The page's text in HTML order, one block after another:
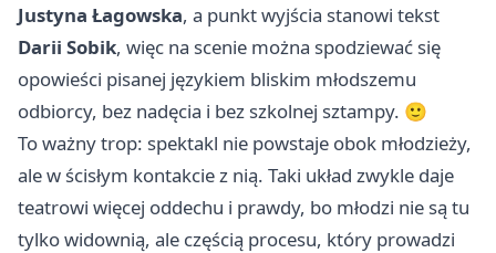
Justyna Łagowska, a punkt wyjścia stanowi tekst
Darii Sobik, więc na scenie można spodziewać się
opowieści pisanej językiem bliskim młodszemu
odbiorcy, bez nadęcia i bez szkolnej sztampy. 🙂
To ważny trop: spektakl nie powstaje obok młodzieży,
ale w ścisłym kontakcie z nią. Taki układ zwykle daje
teatrowi więcej oddechu i prawdy, bo młodzi nie są tu
tylko widownią, ale częścią procesu, który prowadzi